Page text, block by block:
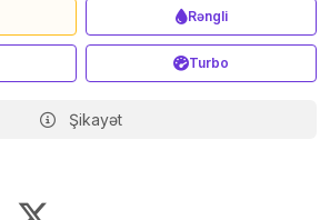
Rəngli
Turbo
Şikayət